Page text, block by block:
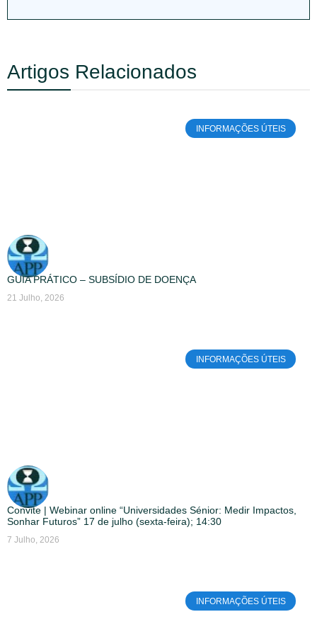
Artigos Relacionados
INFORMAÇÕES ÚTEIS
GUIA PRÁTICO – SUBSÍDIO DE DOENÇA
21 Julho, 2026
INFORMAÇÕES ÚTEIS
Convite | Webinar online “Universidades Sénior: Medir Impactos,
Sonhar Futuros” 17 de julho (sexta-feira); 14:30
7 Julho, 2026
INFORMAÇÕES ÚTEIS